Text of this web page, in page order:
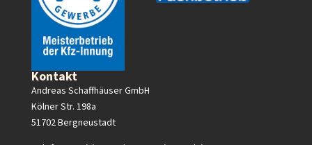
Kontakt
Andreas Schaffhäuser GmbH
Kölner Str. 198a
51702 Bergneustadt